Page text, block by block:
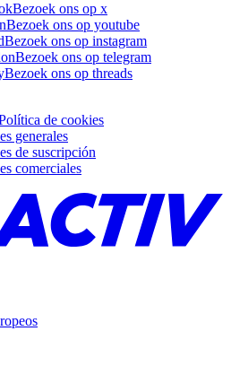
Bezoek ons op x
Bezoek ons op youtube
Bezoek ons op instagram
Bezoek ons op telegram
Bezoek ons op threads
de cookies
generales
de suscripción
comerciales